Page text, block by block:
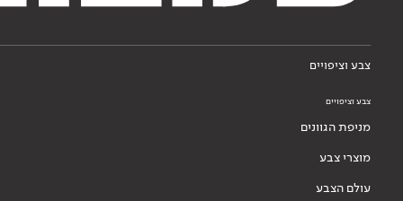
צבע וציפויים
צבע וציפויים
מניפת הגוונים
מוצרי צבע
עולם הצבע